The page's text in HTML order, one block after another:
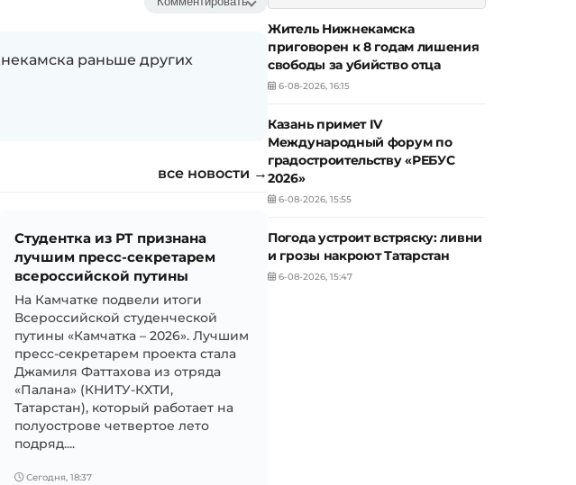
раньше других
все новости →
Студентка из РТ признана
лучшим пресс-секретарем
всероссийской путины
На Камчатке подвели итоги
Всероссийской студенческой
путины «Камчатка – 2026». Лучшим
пресс-секретарем проекта стала
Джамиля Фаттахова из отряда
«Палана» (КНИТУ-КХТИ,
Татарстан), который работает на
полуострове четвертое лето
подряд....
Сегодня, 18:37
Житель Нижнекамска
приговорен к 8 годам лишения
свободы за убийство отца
6-08-2026, 16:15
Казань примет IV
Международный форум по
градостроительству «РЕБУС
2026»
6-08-2026, 15:55
Погода устроит встряску: ливни
и грозы накроют Татарстан
6-08-2026, 15:47